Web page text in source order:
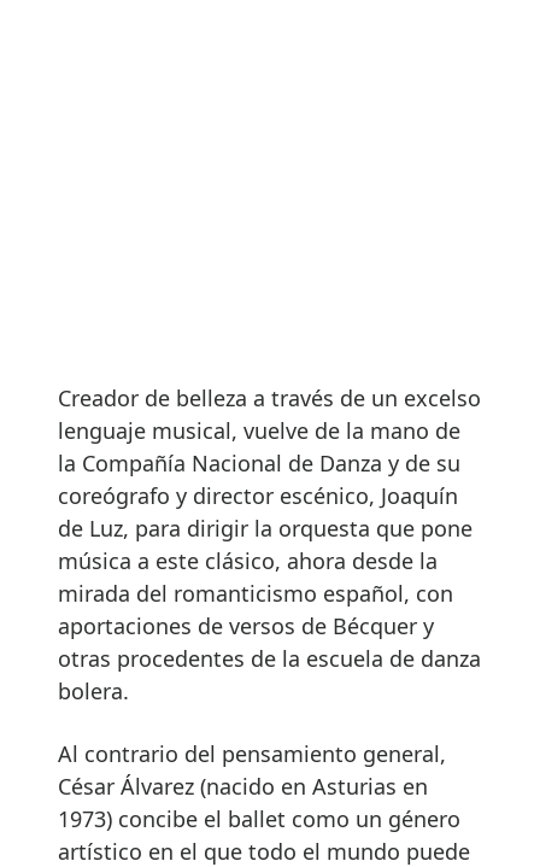
Creador de belleza a través de un excelso
lenguaje musical, vuelve de la mano de
la Compañía Nacional de Danza y de su
coreógrafo y director escénico, Joaquín
de Luz, para dirigir la orquesta que pone
música a este clásico, ahora desde la
mirada del romanticismo español, con
aportaciones de versos de Bécquer y
otras procedentes de la escuela de danza
bolera.
Al contrario del pensamiento general,
César Álvarez (nacido en Asturias en
1973) concibe el ballet como un género
artístico en el que todo el mundo puede